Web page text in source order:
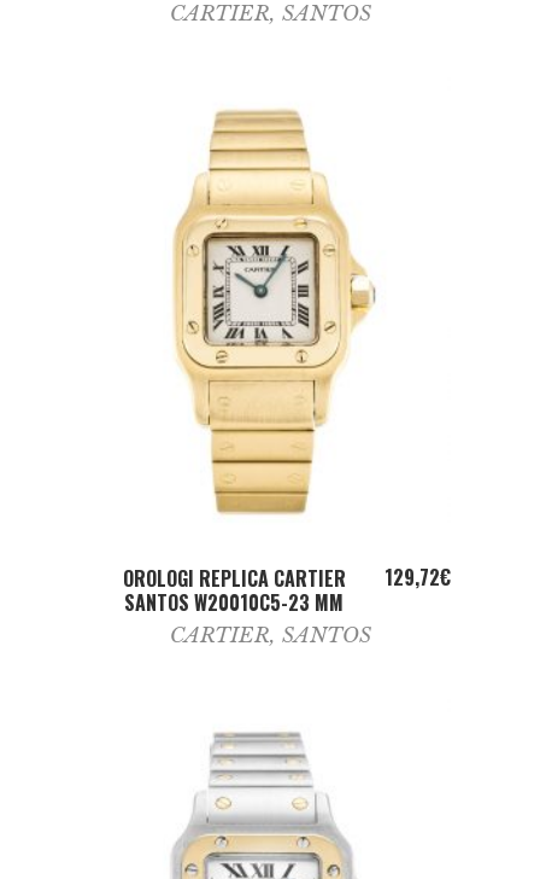
CARTIER, SANTOS
ADD TO CART
OROLOGI REPLICA CARTIER
SANTOS W20010C5-23 MM
129,72€
CARTIER, SANTOS